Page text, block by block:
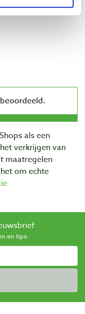
als een
verkrijgen van
maatregelen
om echte
en tips.